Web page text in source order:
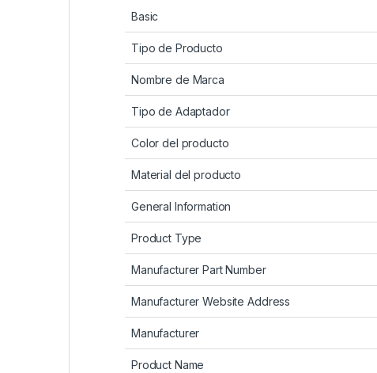
Basic
Tipo de Producto
Nombre de Marca
Tipo de Adaptador
Color del producto
Material del producto
General Information
Product Type
Manufacturer Part Number
Manufacturer Website Address
Manufacturer
Product Name